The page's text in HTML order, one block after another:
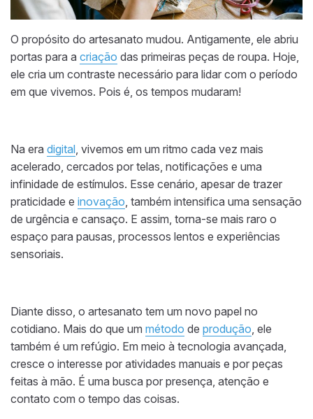
O propósito do artesanato mudou. Antigamente, ele abriu
portas para a criação das primeiras peças de roupa. Hoje,
ele cria um contraste necessário para lidar com o período
em que vivemos. Pois é, os tempos mudaram!
Na era digital, vivemos em um ritmo cada vez mais
acelerado, cercados por telas, notificações e uma
infinidade de estímulos. Esse cenário, apesar de trazer
praticidade e inovação, também intensifica uma sensação
de urgência e cansaço. E assim, torna-se mais raro o
espaço para pausas, processos lentos e experiências
sensoriais.
Diante disso, o artesanato tem um novo papel no
cotidiano. Mais do que um método de produção, ele
também é um refúgio. Em meio à tecnologia avançada,
cresce o interesse por atividades manuais e por peças
feitas à mão. É uma busca por presença, atenção e
contato com o tempo das coisas.